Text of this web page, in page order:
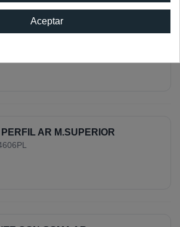
AR SUPERIOR INCLINADO
AR M.SUPERIOR
Aceptar